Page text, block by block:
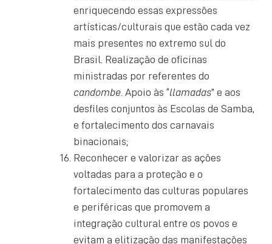
enriquecendo essas expressões
artísticas/culturais que estão cada vez
mais presentes no extremo sul do
Brasil. Realização de oficinas
ministradas por referentes do
candombe . Apoio às “llamadas” e aos
desfiles conjuntos às Escolas de Samba,
e fortalecimento dos carnavais
binacionais;
Reconhecer e valorizar as ações
voltadas para a proteção e o
fortalecimento das culturas populares
e periféricas que promovem a
integração cultural entre os povos e
evitam a elitização das manifestações